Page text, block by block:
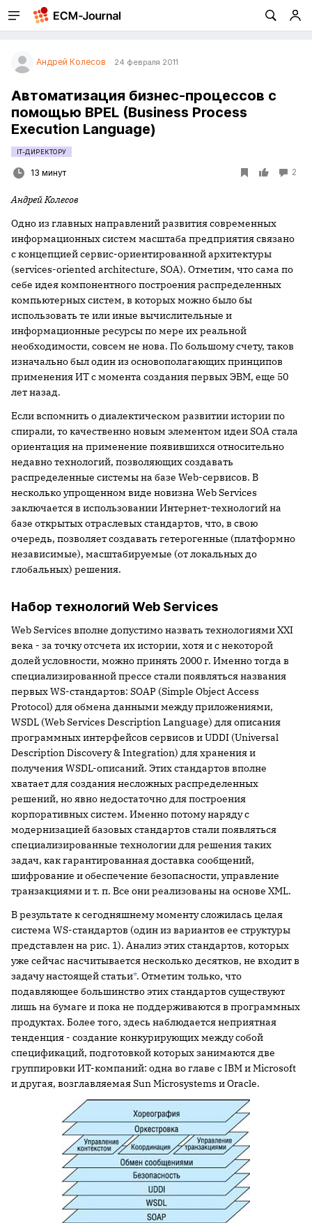
Андрей Колесов 24 февраля 2011
Автоматизация бизнес-процессов с
помощью BPEL (Business Process
Execution Language)
IT-ДИРЕКТОРУ
13 минут 2
Андрей Колесов
Одно из главных направлений развития современных
информационных систем масштаба предприятия связано
с концепцией сервис-ориентированной архитектуры
(services-oriented architecture, SOA). Отметим, что сама по
себе идея компонентного построения распределенных
компьютерных систем, в которых можно было бы
использовать те или иные вычислительные и
информационные ресурсы по мере их реальной
необходимости, совсем не нова. По большому счету, таков
изначально был один из основополагающих принципов
применения ИТ с момента создания первых ЭВМ, еще 50
лет назад.
Если вспомнить о диалектическом развитии истории по
спирали, то качественно новым элементом идеи SOA стала
ориентация на применение появившихся относительно
недавно технологий, позволяющих создавать
распределенные системы на базе Web-сервисов. В
несколько упрощенном виде новизна Web Services
заключается в использовании Интернет-технологий на
базе открытых отраслевых стандартов, что, в свою
очередь, позволяет создавать гетерогенные (платформно
независимые), масштабируемые (от локальных до
глобальных) решения.
Набор технологий Web Services
Web Services вполне допустимо назвать технологиями XXI
века - за точку отсчета их истории, хотя и с некоторой
долей условности, можно принять 2000 г. Именно тогда в
специализированной прессе стали появляться названия
первых WS-стандартов: SOAP (Simple Object Access
Protocol) для обмена данными между приложениями,
WSDL (Web Services Description Language) для описания
программных интерфейсов сервисов и UDDI (Universal
Description Discovery & Integration) для хранения и
получения WSDL-описаний. Этих стандартов вполне
хватает для создания несложных распределенных
решений, но явно недостаточно для построения
корпоративных систем. Именно потому наряду с
модернизацией базовых стандартов стали появляться
специализированные технологии для решения таких
задач, как гарантированная доставка сообщений,
шифрование и обеспечение безопасности, управление
транзакциями и т. п. Все они реализованы на основе XML.
В результате к сегодняшнему моменту сложилась целая
система WS-стандартов (один из вариантов ее структуры
представлен на рис. 1). Анализ этих стандартов, которых
уже сейчас насчитывается несколько десятков, не входит в
задачу настоящей статьи*. Отметим только, что
подавляющее большинство этих стандартов существуют
лишь на бумаге и пока не поддерживаются в программных
продуктах. Более того, здесь наблюдается неприятная
тенденция - создание конкурирующих между собой
спецификаций, подготовкой которых занимаются две
группировки ИТ-компаний: одна во главе с IBM и Microsoft
и другая, возглавляемая Sun Microsystems и Oracle.